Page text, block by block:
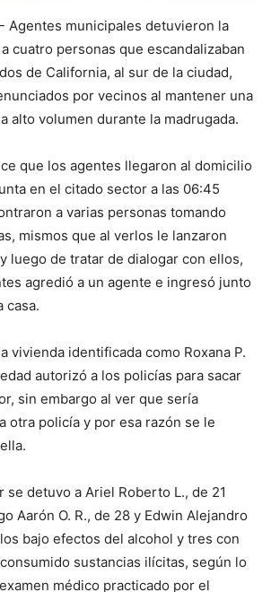
Agentes municipales detuvieron la
cuatro personas que escandalizaban
de California, al sur de la ciudad,
por vecinos al mantener una
alto volumen durante la madrugada.
que los agentes llegaron al domicilio
en el citado sector a las 06:45
a varias personas tomando
mismos que al verlos le lanzaron
luego de tratar de dialogar con ellos,
agredió a un agente e ingresó junto
casa.
vivienda identificada como Roxana P.
autorizó a los policías para sacar
sin embargo al ver que sería
otra policía y por esa razón se le
se detuvo a Ariel Roberto L., de 21
Aarón O. R., de 28 y Edwin Alejandro
bajo efectos del alcohol y tres con
sustancias ilícitas, según lo
médico practicado por el